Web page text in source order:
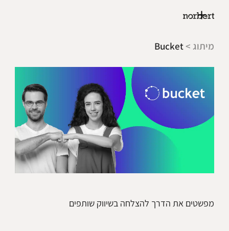
מיתוג >Bucket
מפשטים את הדרך להצלחה בשיווק שותפים